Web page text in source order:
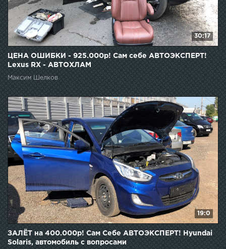
30:17
ЦЕНА ОШИБКИ - 925.000р! Сам себе АВТОЭКСПЕРТ!
Lexus RX - АВТОХЛАМ
Максим Шелков
19:0
ЗАЛЁТ на 400.000р! Сам Себе АВТОЭКСПЕРТ! Hyundai
Solaris, автомобиль с вопросами